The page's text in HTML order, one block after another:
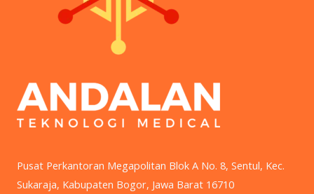
Pusat Perkantoran Megapolitan Blok A No. 8, Sentul, Kec.
Sukaraja, Kabupaten Bogor, Jawa Barat 16710